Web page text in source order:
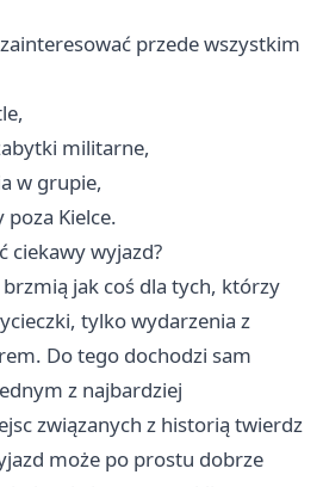
przede wszystkim
militarne,
w grupie,
Kielce.
ciekawy wyjazd?
jak coś dla tych, którzy
tylko wydarzenia z
Do tego dochodzi sam
z najbardziej
związanych z historią twierdz
może po prostu dobrze